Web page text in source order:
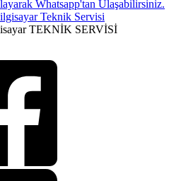
Whatsapp'tan Ulaşabilirsiniz.
TEKNİK SERVİSİ